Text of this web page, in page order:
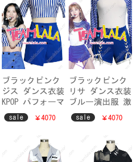
ブラックピンク
ジス ダンス衣装
KPOP パフォーマ
ンス 真似服
BLACKPINK JISOO
sale ￥4070
ブラックピンク
リサ ダンス衣装
ブルー演出服 激
安 BLACKPINK
LISA パフォーマ
sale ￥4070